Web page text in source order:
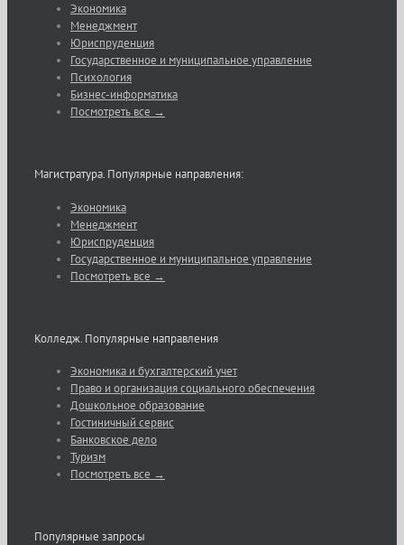
Экономика
Менеджмент
Юриспруденция
Государственное и муниципальное управление
Психология
Бизнес-информатика
Посмотреть все →
Магистратура. Популярные направления:
Экономика
Менеджмент
Юриспруденция
Государственное и муниципальное управление
Посмотреть все →
Колледж. Популярные направления
Экономика и бухгалтерский учет
Право и организация социального обеспечения
Дошкольное образование
Гостиничный сервис
Банковское дело
Туризм
Посмотреть все →
Популярные запросы